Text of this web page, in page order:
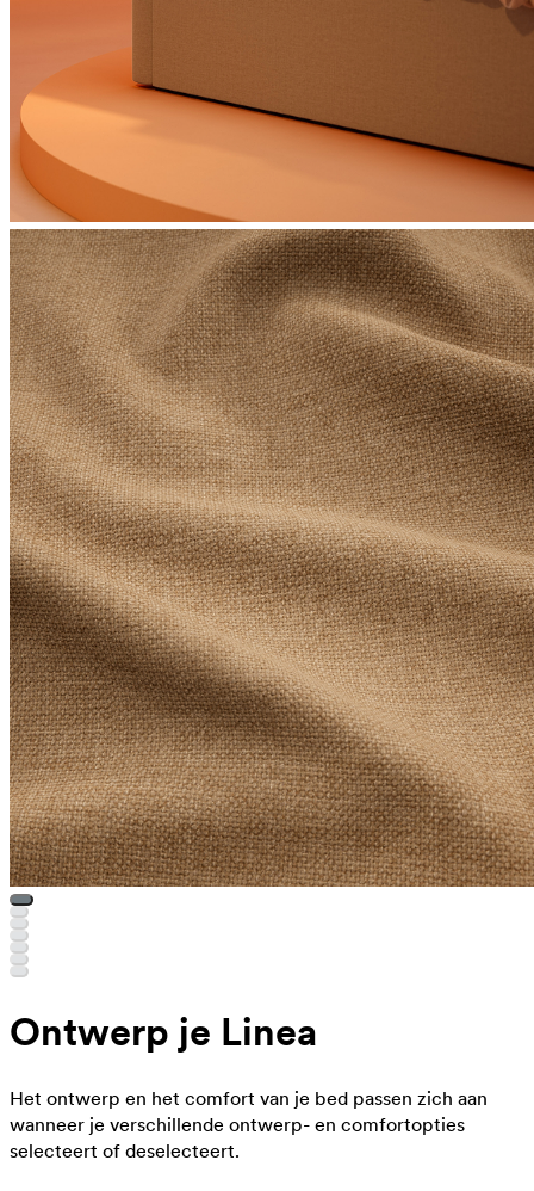
Ontwerp je Linea
Het ontwerp en het comfort van je bed passen zich aan
wanneer je verschillende ontwerp- en comfortopties
selecteert of deselecteert.